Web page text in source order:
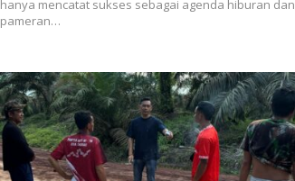
hanya mencatat sukses sebagai agenda hiburan dan
pameran…